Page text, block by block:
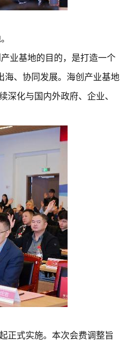
业基地的目的，是打造一个
海、协同发展。海创产业基地
深化与国内外政府、企业、
正式实施。本次会费调整旨